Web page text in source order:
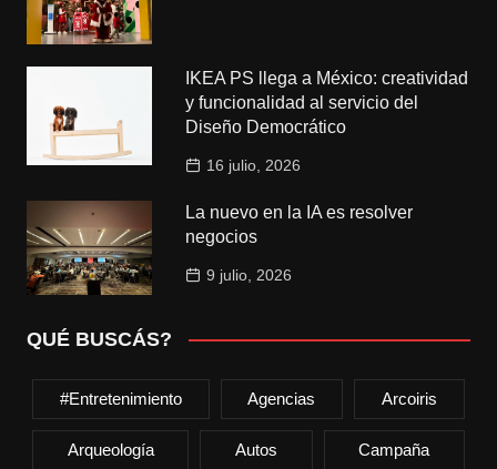
IKEA PS llega a México: creatividad
y funcionalidad al servicio del
Diseño Democrático
16 julio, 2026
La nuevo en la IA es resolver
negocios
9 julio, 2026
QUÉ BUSCÁS?
#entretenimiento Agencias Arcoiris
Arqueología Autos Campaña